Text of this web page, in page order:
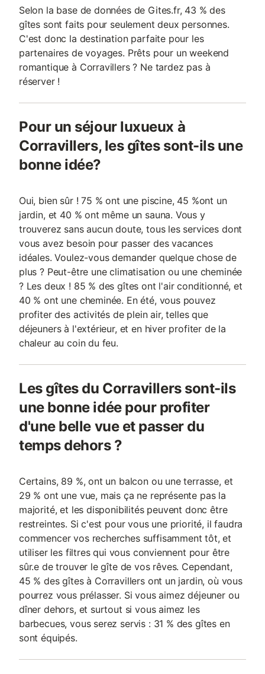
Selon la base de données de Gites.fr, 43 % des
gîtes sont faits pour seulement deux personnes.
C'est donc la destination parfaite pour les
partenaires de voyages. Prêts pour un weekend
romantique à Corravillers ? Ne tardez pas à
réserver !
Pour un séjour luxueux à
Corravillers, les gîtes sont-ils une
bonne idée?
Oui, bien sûr ! 75 % ont une piscine, 45 %ont un
jardin, et 40 % ont même un sauna. Vous y
trouverez sans aucun doute, tous les services dont
vous avez besoin pour passer des vacances
idéales. Voulez-vous demander quelque chose de
plus ? Peut-être une climatisation ou une cheminée
? Les deux ! 85 % des gîtes ont l'air conditionné, et
40 % ont une cheminée. En été, vous pouvez
profiter des activités de plein air, telles que
déjeuners à l'extérieur, et en hiver profiter de la
chaleur au coin du feu.
Les gîtes du Corravillers sont-ils
une bonne idée pour profiter
d'une belle vue et passer du
temps dehors ?
Certains, 89 %, ont un balcon ou une terrasse, et
29 % ont une vue, mais ça ne représente pas la
majorité, et les disponibilités peuvent donc être
restreintes. Si c'est pour vous une priorité, il faudra
commencer vos recherches suffisamment tôt, et
utiliser les filtres qui vous conviennent pour être
sûr.e de trouver le gîte de vos rêves. Cependant,
45 % des gîtes à Corravillers ont un jardin, où vous
pourrez vous prélasser. Si vous aimez déjeuner ou
dîner dehors, et surtout si vous aimez les
barbecues, vous serez servis : 31 % des gîtes en
sont équipés.